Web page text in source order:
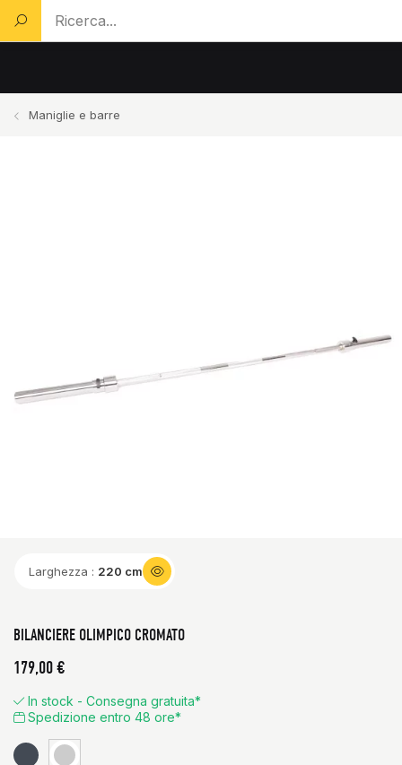
Maniglie e barre
Larghezza : 220 cm
BILANCIERE OLIMPICO CROMATO
179,00 €
In stock - Consegna gratuita*
Spedizione entro 48 ore*
Nero Chrome